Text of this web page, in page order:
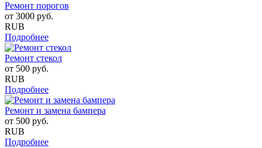
Ремонт порогов
от 3000 руб.
RUB
Подробнее
Ремонт стекол
от 500 руб.
RUB
Подробнее
Ремонт и замена бампера
от 500 руб.
RUB
Подробнее